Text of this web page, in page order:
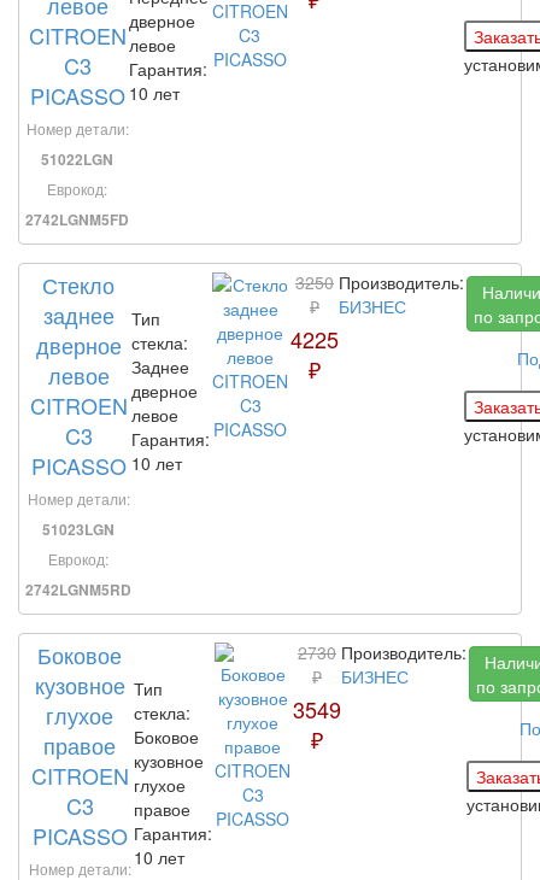
CITROEN
C3
PICASSO
Номер детали:
51022LGN
Еврокод:
2742LGNM5FD
дверное
левое
Гарантия:
10 лет
Стекло
заднее
дверное
левое
CITROEN
C3
PICASSO
Номер детали:
51023LGN
Еврокод:
2742LGNM5RD
Тип
стекла:
Заднее
дверное
левое
Гарантия:
10 лет
3250
₽
4225
₽
Производитель:
БИЗНЕС
по
Боковое
кузовное
глухое
правое
CITROEN
C3
PICASSO
Номер детали:
Тип
стекла:
Боковое
кузовное
глухое
правое
Гарантия:
10 лет
2730
₽
3549
₽
Производитель:
БИЗНЕС
по